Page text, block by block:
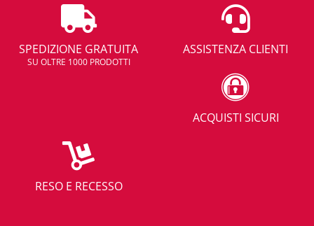
SPEDIZIONE GRATUITA
SU OLTRE 1000 PRODOTTI
ASSISTENZA CLIENTI
ACQUISTI SICURI
RESO E RECESSO